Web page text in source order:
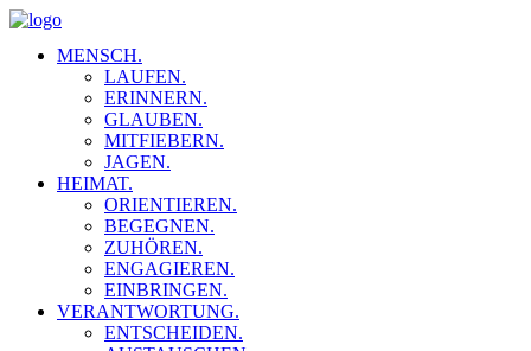
MENSCH.
LAUFEN.
ERINNERN.
GLAUBEN.
MITFIEBERN.
JAGEN.
HEIMAT.
ORIENTIEREN.
BEGEGNEN.
ZUHÖREN.
ENGAGIEREN.
EINBRINGEN.
VERANTWORTUNG.
ENTSCHEIDEN.